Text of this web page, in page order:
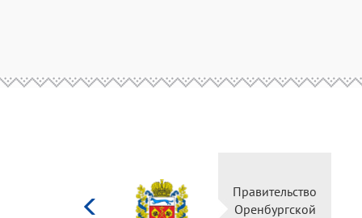
Правительство
Оренбургской